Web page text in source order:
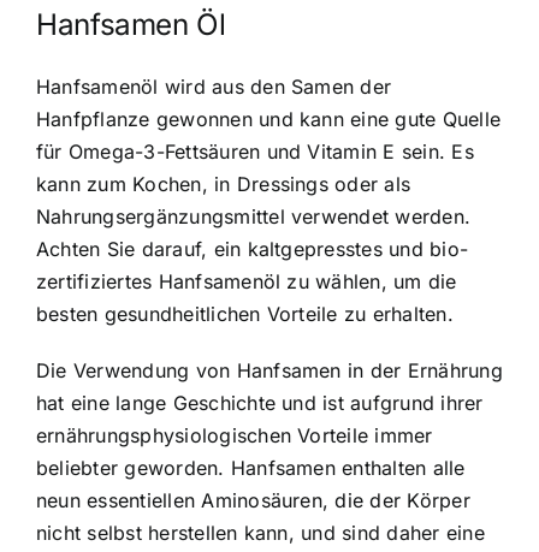
Hanfsamen Öl
Hanfsamenöl wird aus den Samen der
Hanfpflanze gewonnen und kann eine gute Quelle
für Omega-3-Fettsäuren und Vitamin E sein. Es
kann zum Kochen, in Dressings oder als
Nahrungsergänzungsmittel verwendet werden.
Achten Sie darauf, ein kaltgepresstes und bio-
zertifiziertes Hanfsamenöl zu wählen, um die
besten gesundheitlichen Vorteile zu erhalten.
Die Verwendung von Hanfsamen in der Ernährung
hat eine lange Geschichte und ist aufgrund ihrer
ernährungsphysiologischen Vorteile immer
beliebter geworden. Hanfsamen enthalten alle
neun essentiellen Aminosäuren, die der Körper
nicht selbst herstellen kann, und sind daher eine